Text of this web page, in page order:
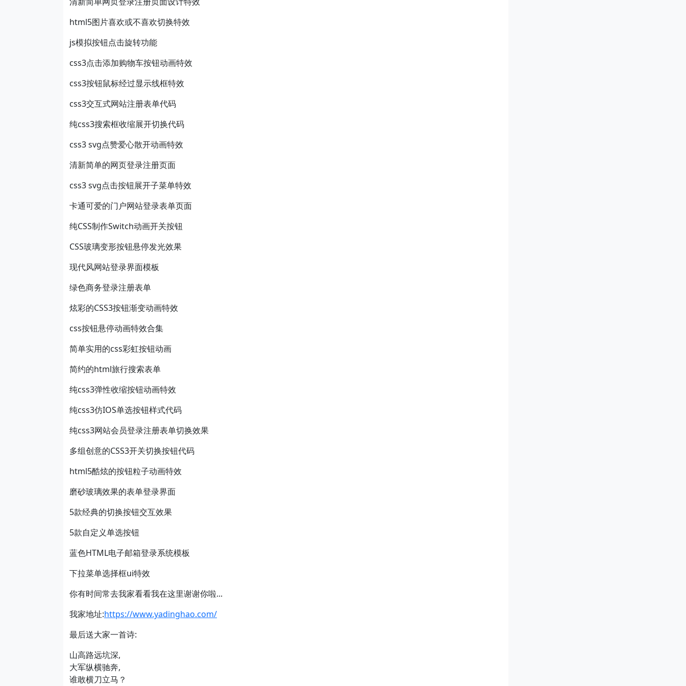
html5图片喜欢或不喜欢切换特效
js模拟按钮点击旋转功能
css3点击添加购物车按钮动画特效
css3按钮鼠标经过显示线框特效
css3交互式网站注册表单代码
纯css3搜索框收缩展开切换代码
css3 svg点赞爱心散开动画特效
清新简单的网页登录注册页面
css3 svg点击按钮展开子菜单特效
卡通可爱的门户网站登录表单页面
纯CSS制作Switch动画开关按钮
CSS玻璃变形按钮悬停发光效果
现代风网站登录界面模板
绿色商务登录注册表单
炫彩的CSS3按钮渐变动画特效
css按钮悬停动画特效合集
简单实用的css彩虹按钮动画
简约的html旅行搜索表单
纯css3弹性收缩按钮动画特效
纯css3仿IOS单选按钮样式代码
纯css3网站会员登录注册表单切换效果
多组创意的CSS3开关切换按钮代码
html5酷炫的按钮粒子动画特效
磨砂玻璃效果的表单登录界面
5款经典的切换按钮交互效果
5款自定义单选按钮
蓝色HTML电子邮箱登录系统模板
下拉菜单选择框ui特效
你有时间常去我家看看我在这里谢谢你啦...
我家地址:https://www.yadinghao.com/
最后送大家一首诗:
山高路远坑深,
大军纵横驰奔,
谁敢横刀立马？